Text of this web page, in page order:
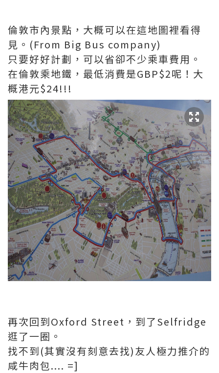
倫敦市內景點，大概可以在這地圖裡看得
見。(From Big Bus company)
只要好好計劃，可以省卻不少乘車費用。
在倫敦乘地鐵，最低消費是GBP$2呢！大
概港元$24!!!
再次回到Oxford Street，到了Selfridge
逛了一圈。
找不到(其實沒有刻意去找)友人極力推介的
咸牛肉包.... =]